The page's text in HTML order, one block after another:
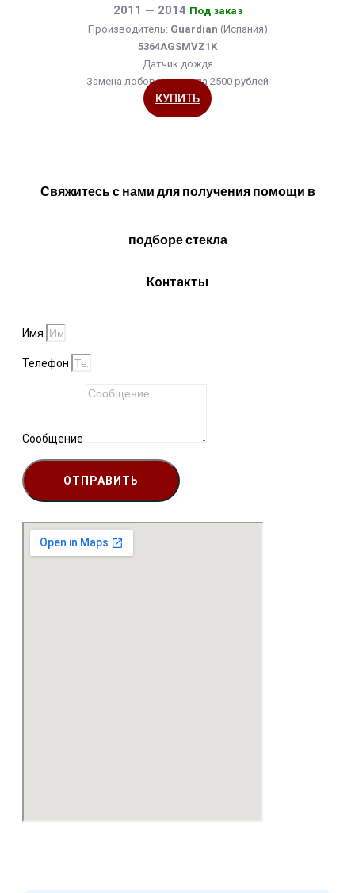
2011 — 2014 Под заказ
Производитель: Guardian (Испания)
5364AGSMVZ1K
Датчик дождя
Замена лобового стекла 2500 рублей
КУПИТЬ
Свяжитесь с нами для получения помощи в
подборе стекла
Контакты
Имя
Телефон
Сообщение
ОТПРАВИТЬ